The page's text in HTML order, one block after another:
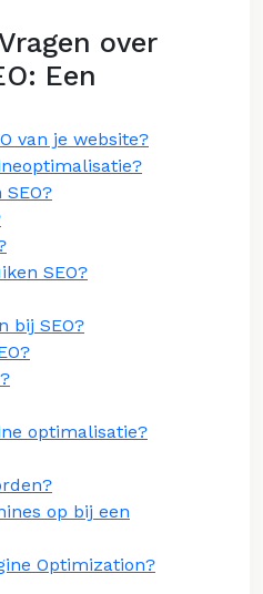
over
Een
van je website?
SEO?
bij SEO?
optimalisatie?
op bij een
Optimization?